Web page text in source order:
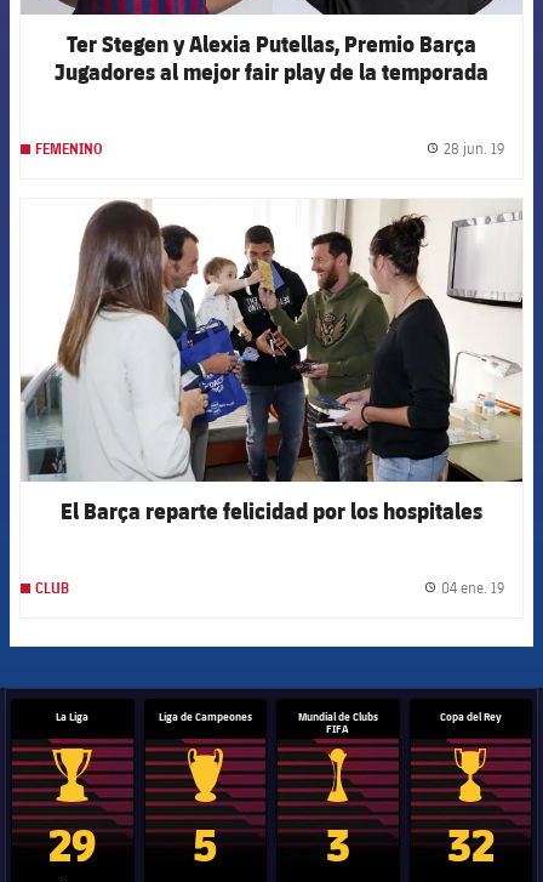
Ter Stegen y Alexia Putellas, Premio Barça
Jugadores al mejor fair play de la temporada
FEMENINO 28 jun. 19
FCB Barcelona badge
El Barça reparte felicidad por los hospitales
CLUB 04 ene. 19
La Liga
Trofeo de La Liga
29
Liga de Campeones
Trofeo de la Liga de Campeones
5
Mundial de Clubs
FIFA
Trofeo del Mundial de
3
Copa del Rey
Copa del
32